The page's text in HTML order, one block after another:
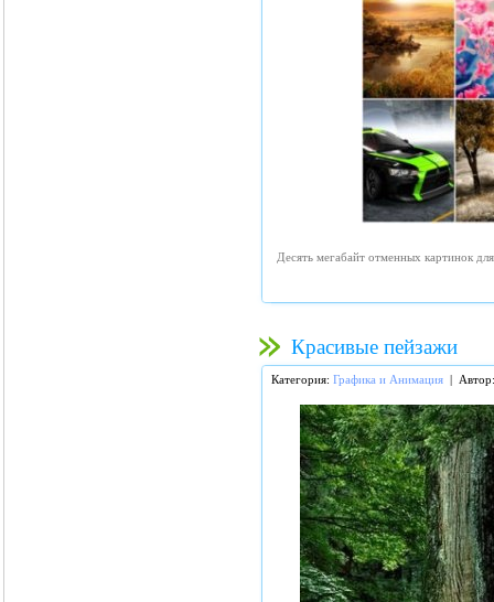
Десять мегабайт отменных картинок
Красивые пейзажи
Категория: Графика и Анимация |